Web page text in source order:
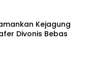
Kejagung
Divonis Bebas